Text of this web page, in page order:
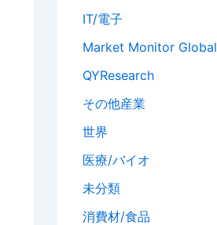
IT/電子
Market Monitor Global
QYResearch
その他産業
世界
医療/バイオ
未分類
消費材/食品